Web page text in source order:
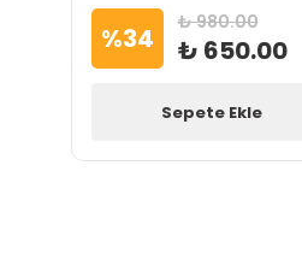
%34 ₺ 980.00
₺ 650.00
Sepete Ekle